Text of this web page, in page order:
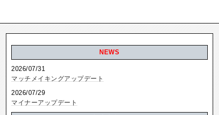
NEWS
2026/07/31
マッチメイキングアップデート
2026/07/29
マイナーアップデート